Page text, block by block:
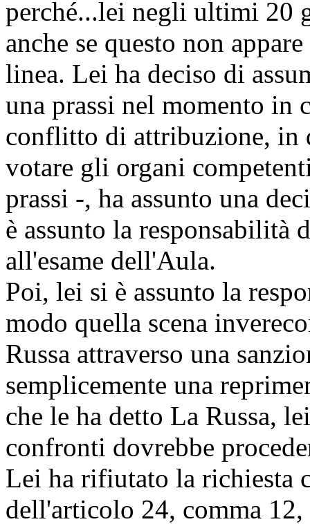
perché...lei negli ultimi 20
anche se questo non
linea. Lei ha deciso di
una prassi nel momento in
conflitto di attribuzione, in
votare gli organi
prassi -, ha assunto una
è assunto la responsabilità
all'esame dell'Aula.
Poi, lei si è assunto la
modo quella scena
Russa attraverso una
semplicemente una
che le ha detto La Russa,
confronti dovrebbe
Lei ha rifiutato la richiesta
dell'articolo 24, comma